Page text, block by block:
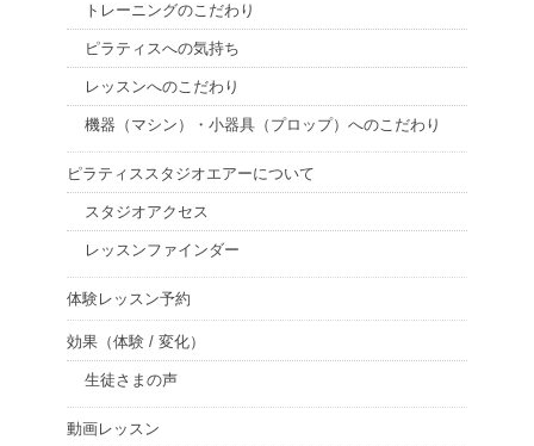
トレーニングのこだわり
ピラティスへの気持ち
レッスンへのこだわり
機器（マシン）・小器具（プロップ）へのこだわり
ピラティススタジオエアーについて
スタジオアクセス
レッスンファインダー
体験レッスン予約
効果（体験 / 変化）
生徒さまの声
動画レッスン